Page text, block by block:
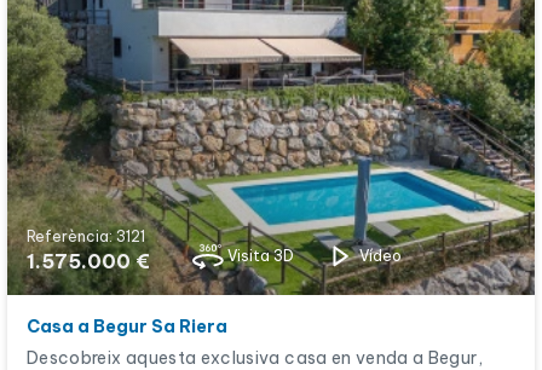
Referència: 3121
1.575.000 € Visita 3D Vídeo
Casa a Begur Sa Riera
Descobreix aquesta exclusiva casa en venda a Begur,